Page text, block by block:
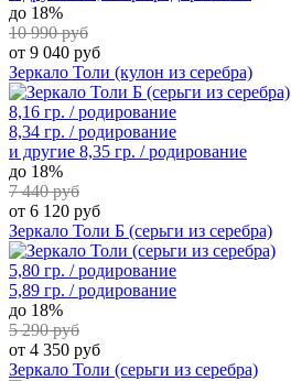
до 18%
10 990 руб
от 9 040 руб
Зеркало Толи (кулон из серебра)
8,16 гр. / родирование
8,34 гр. / родирование
и другие 8,35 гр. / родирование
до 18%
7 440 руб
от 6 120 руб
Зеркало Толи Б (серьги из серебра)
5,80 гр. / родирование
5,89 гр. / родирование
до 18%
5 290 руб
от 4 350 руб
Зеркало Толи (серьги из серебра)